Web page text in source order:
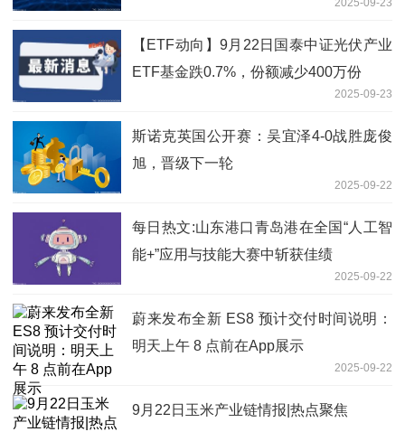
2025-09-23
【ETF动向】9月22日国泰中证光伏产业
ETF基金跌0.7%，份额减少400万份
2025-09-23
斯诺克英国公开赛：吴宜泽4-0战胜庞俊
旭，晋级下一轮
2025-09-22
每日热文:山东港口青岛港在全国“人工智
能+”应用与技能大赛中斩获佳绩
2025-09-22
蔚来发布全新 ES8 预计交付时间说明：
明天上午 8 点前在App展示
2025-09-22
9月22日玉米产业链情报|热点聚焦